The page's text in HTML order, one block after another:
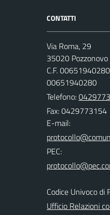
CONTATTI
Via Roma, 29
35020 Pozzonovo
C.F.
00651940280
Telefono:
Fax: 0429773154
E-mail:
PEC:
Codice Univoco di
Ufficio Relazioni